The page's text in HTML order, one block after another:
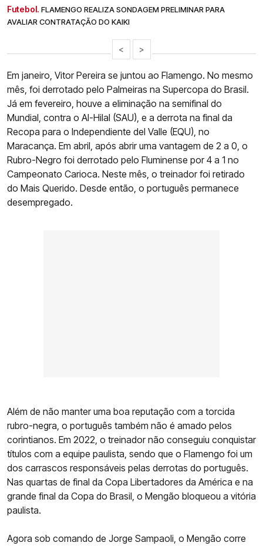
Futebol. FLAMENGO REALIZA SONDAGEM PRELIMINAR PARA
AVALIAR CONTRATAÇÃO DO KAIKI
< >
Em janeiro, Vitor Pereira se juntou ao Flamengo. No mesmo
mês, foi derrotado pelo Palmeiras na Supercopa do Brasil.
Já em fevereiro, houve a eliminação na semifinal do
Mundial, contra o Al-Hilal (SAU), e a derrota na final da
Recopa para o Independiente del Valle (EQU), no
Maracança. Em abril, após abrir uma vantagem de 2 a 0, o
Rubro-Negro foi derrotado pelo Fluminense por 4 a 1 no
Campeonato Carioca. Neste mês, o treinador foi retirado
do Mais Querido. Desde então, o português permanece
desempregado.
Além de não manter uma boa reputação com a torcida
rubro-negra, o português também não é amado pelos
corintianos. Em 2022, o treinador não conseguiu conquistar
títulos com a equipe paulista, sendo que o Flamengo foi um
dos carrascos responsáveis pelas derrotas do português.
Nas quartas de final da Copa Libertadores da América e na
grande final da Copa do Brasil, o Mengão bloqueou a vitória
paulista.
Agora sob comando de Jorge Sampaoli, o Mengão corre